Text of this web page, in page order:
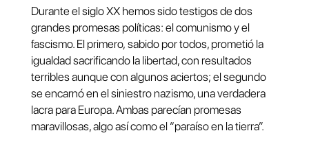
Durante el siglo XX hemos sido testigos de dos
grandes promesas políticas: el comunismo y el
fascismo. El primero, sabido por todos, prometió la
igualdad sacrificando la libertad, con resultados
terribles aunque con algunos aciertos; el segundo
se encarnó en el siniestro nazismo, una verdadera
lacra para Europa. Ambas parecían promesas
maravillosas, algo así como el “paraíso en la tierra”.